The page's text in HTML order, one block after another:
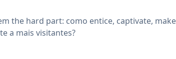
the hard part: como entice, captivate,
a mais visitantes?